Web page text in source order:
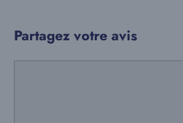
Partagez votre avis